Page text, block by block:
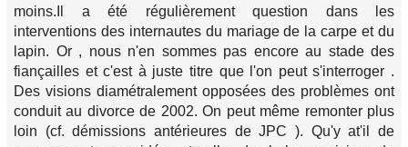
moins.Il a été régulièrement question dans les
interventions des internautes du mariage de la carpe et du
lapin. Or , nous n'en sommes pas encore au stade des
fiançailles et c'est à juste titre que l'on peut s'interroger .
Des visions diamétralement opposées des problèmes ont
conduit au divorce de 2002. On peut même remonter plus
loin (cf. démissions antérieures de JPC ). Qu'y at'il de